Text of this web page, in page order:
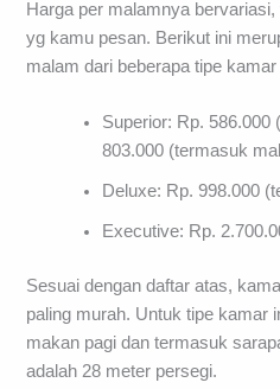
Harga per malamnya
yg kamu pesan. Berikut ini
malam dari beberapa tipe
Superior: Rp. 586.000
803.000 (termasuk
Deluxe: Rp. 998.000
Executive: Rp.
Sesuai dengan daftar atas,
paling murah. Untuk tipe kamar
makan pagi dan termasuk
adalah 28 meter persegi.